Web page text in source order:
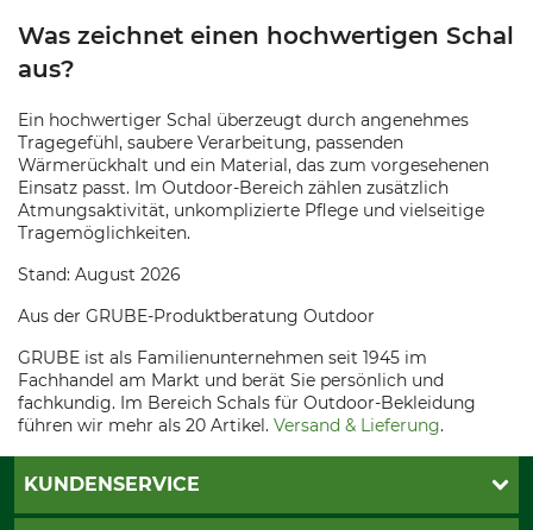
Was zeichnet einen hochwertigen Schal
aus?
Ein hochwertiger Schal überzeugt durch angenehmes
Tragegefühl, saubere Verarbeitung, passenden
Wärmerückhalt und ein Material, das zum vorgesehenen
Einsatz passt. Im Outdoor-Bereich zählen zusätzlich
Atmungsaktivität, unkomplizierte Pflege und vielseitige
Tragemöglichkeiten.
Stand: August 2026
Aus der GRUBE-Produktberatung Outdoor
GRUBE ist als Familienunternehmen seit 1945 im
Fachhandel am Markt und berät Sie persönlich und
fachkundig. Im Bereich Schals für Outdoor-Bekleidung
führen wir mehr als 20 Artikel. Versand & Lieferung.
KUNDENSERVICE